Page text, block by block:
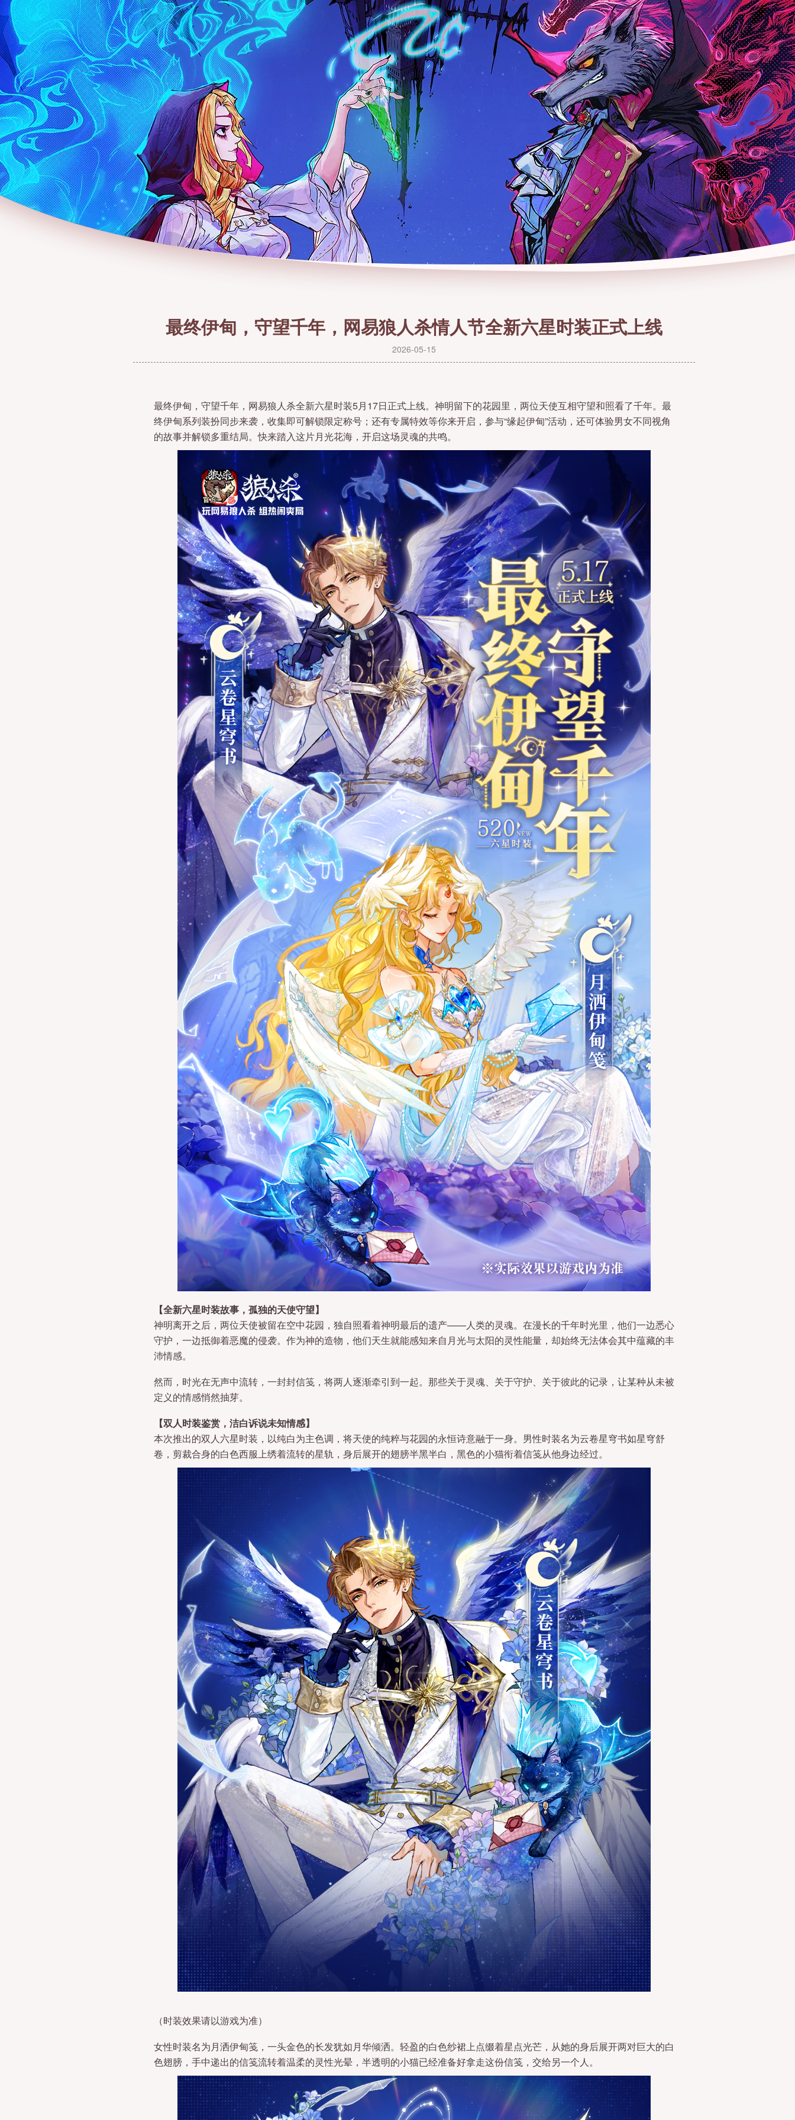
最终伊甸，守望千年，网易狼人杀情人节全新六星时装正式上线
2026-05-15
最终伊甸，守望千年，网易狼人杀全新六星时装5月17日正式上线。神明留下的花园里，两位天使互相守望和照看了千年。最
终伊甸系列装扮同步来袭，收集即可解锁限定称号；还有专属特效等你来开启，参与“缘起伊甸”活动，还可体验男女不同视角
的故事并解锁多重结局。快来踏入这片月光花海，开启这场灵魂的共鸣。
【全新六星时装故事，孤独的天使守望】
神明离开之后，两位天使被留在空中花园，独自照看着神明最后的遗产——人类的灵魂。在漫长的千年时光里，他们一边悉心
守护，一边抵御着恶魔的侵袭。作为神的造物，他们天生就能感知来自月光与太阳的灵性能量，却始终无法体会其中蕴藏的丰
沛情感。
然而，时光在无声中流转，一封封信笺，将两人逐渐牵引到一起。那些关于灵魂、关于守护、关于彼此的记录，让某种从未被
定义的情感悄然抽芽。
【双人时装鉴赏，洁白诉说未知情感】
本次推出的双人六星时装，以纯白为主色调，将天使的纯粹与花园的永恒诗意融于一身。男性时装名为云卷星穹书如星穹舒
卷，剪裁合身的白色西服上绣着流转的星轨，身后展开的翅膀半黑半白，黑色的小猫衔着信笺从他身边经过。
（时装效果请以游戏为准）
女性时装名为月洒伊甸笺，一头金色的长发犹如月华倾洒。轻盈的白色纱裙上点缀着星点光芒，从她的身后展开两对巨大的白
色翅膀，手中递出的信笺流转着温柔的灵性光晕，半透明的小猫已经准备好拿走这份信笺，交给另一个人。